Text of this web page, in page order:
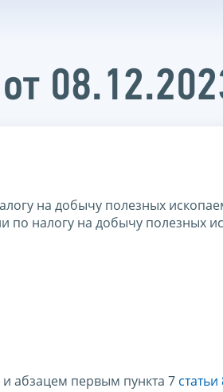
на добычу полезных
по налогу на добычу полезных
и абзацем первым пункта 7